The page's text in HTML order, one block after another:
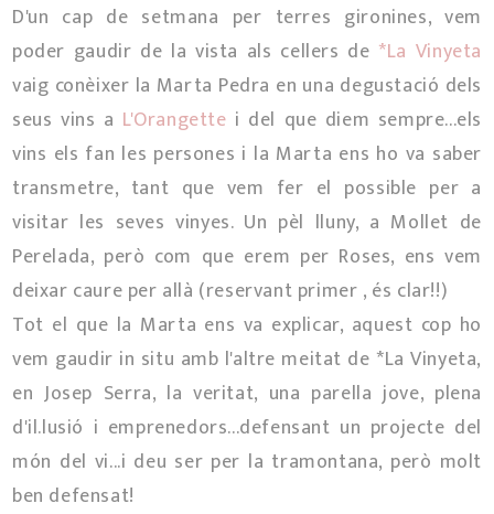
D'un cap de setmana per terres gironines, vem
poder gaudir de la vista als cellers de *La Vinyeta
vaig conèixer la Marta Pedra en una degustació dels
seus vins a L'Orangette i del que diem sempre...els
vins els fan les persones i la Marta ens ho va saber
transmetre, tant que vem fer el possible per a
visitar les seves vinyes. Un pèl lluny, a Mollet de
Perelada, però com que erem per Roses, ens vem
deixar caure per allà (reservant primer , és clar!!)
Tot el que la Marta ens va explicar, aquest cop ho
vem gaudir in situ amb l'altre meitat de *La Vinyeta,
en Josep Serra, la veritat, una parella jove, plena
d'il.lusió i emprenedors...defensant un projecte del
món del vi...i deu ser per la tramontana, però molt
ben defensat!